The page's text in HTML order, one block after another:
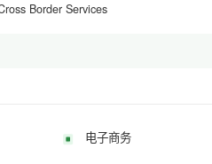
Border Services
电子商务